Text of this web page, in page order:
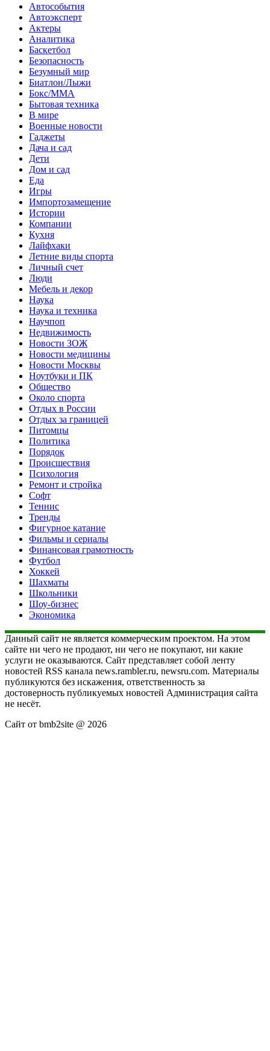
Автособытия
Автоэксперт
Актеры
Аналитика
Баскетбол
Безопасность
Безумный мир
Биатлон/Лыжи
Бокс/MMA
Бытовая техника
В мире
Военные новости
Гаджеты
Дача и сад
Дети
Дом и сад
Еда
Игры
Импортозамещение
Истории
Компании
Кухня
Лайфхаки
Летние виды спорта
Личный счет
Люди
Мебель и декор
Наука
Наука и техника
Научпоп
Недвижимость
Новости ЗОЖ
Новости медицины
Новости Москвы
Ноутбуки и ПК
Общество
Около спорта
Отдых в России
Отдых за границей
Питомцы
Политика
Порядок
Происшествия
Психология
Ремонт и стройка
Софт
Теннис
Тренды
Фигурное катание
Фильмы и сериалы
Финансовая грамотность
Футбол
Хоккей
Шахматы
Школьники
Шоу-бизнес
Экономика
Данный сайт не является коммерческим проектом. На этом
сайте ни чего не продают, ни чего не покупают, ни какие
услуги не оказываются. Сайт представляет собой ленту
новостей RSS канала news.rambler.ru, newsru.com. Материалы
публикуются без искажения, ответственность за
достоверность публикуемых новостей Администрация сайта
не несёт.
Сайт от bmb2site @ 2026